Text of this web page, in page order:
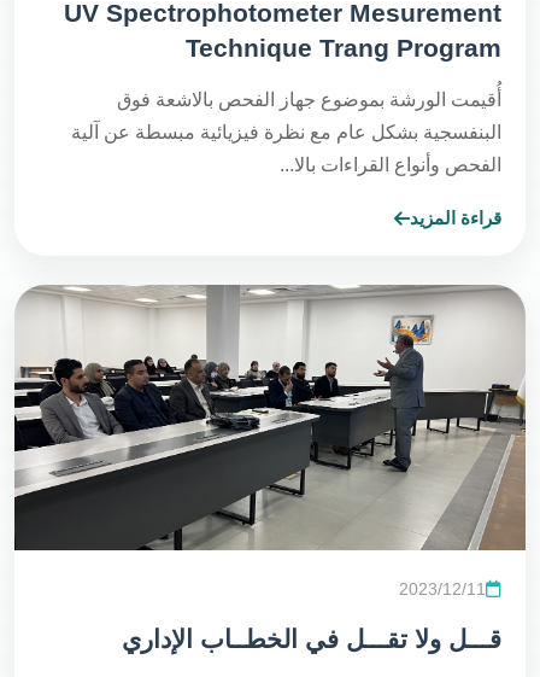
UV Spectrophotometer Mesurement
Technique Trang Program
أُقيمت الورشة بموضوع جهاز الفحص بالاشعة فوق
البنفسجية بشكل عام مع نظرة فيزيائية مبسطة عن آلية
الفحص وأنواع القراءات بالا...
قراءة المزيد
2023/12/11
قـــل ولا تقـــل في الخطــاب الإداري